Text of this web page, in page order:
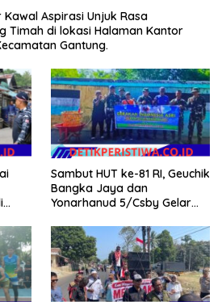
Aspirasi Unjuk Rasa
Timah di lokasi Halaman Kantor
Gantung.
Sambut HUT ke-81 RI, Geuchik
Bangka Jaya dan
Yonarhanud 5/Csby Gelar
Gerakan Indonesia Asri